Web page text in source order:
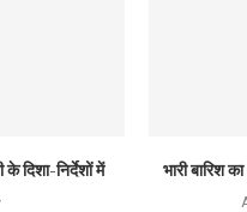
दिशा-निर्देशों में
भारी बारिश